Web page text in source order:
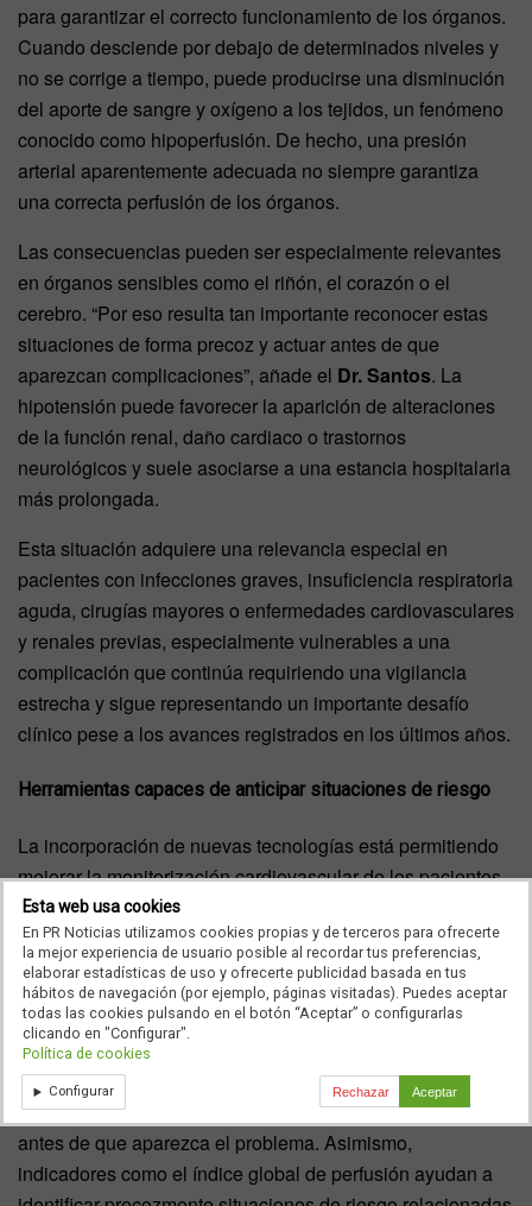
para garantizar el correcto funcionamiento de los órganos.
Cuando desciende por debajo de determinados niveles y
no se corrige a tiempo, puede producirse una disminución
del aporte de sangre y oxígeno a los tejidos, un fenómeno
conocido como hipoperfusión. De hecho, una presión
arterial aparentemente adecuada no siempre garantiza
una correcta perfusión de los órganos.
Las consecuencias pueden ser especialmente relevantes
en órganos sensibles como el riñón, el corazón o el
cerebro. “Por eso resulta tan importante reconocer estas
situaciones de forma precoz y actuar antes de que
aparezcan complicaciones”, añade el Dr. Santos. La
hipotensión puede favorecer la aparición de alteraciones
de la función renal, daño cardiaco o trastornos
neurológicos y suele asociarse a una estancia hospitalaria
más prolongada.
Esta situación adquiere una relevancia especial en
pacientes con infecciones graves, insuficiencia respiratoria
aguda, cirugías mayores o enfermedades cardiovasculares
y renales previas, especialmente vulnerables a una
complicación que continúa requiriendo una vigilancia
estrecha y sigue representando un importante desafío
clínico pese a los avances registrados en los últimos años.
Herramientas capaces de anticipar situaciones de riesgo
La incorporación de nuevas tecnologías está permitiendo
mejorar la monitorización cardiovascular de los pacientes
y avanzar hacia un abordaje cada vez más preventivo,
según aseguraron los especialistas participantes en el
curso.
Entre las herramientas más innovadoras destacan
sistemas capaces de predecir con entre 10 y 15 minutos
de antelación la probabilidad de que un paciente
desarrolle un episodio de hipotensión, permitiendo actuar
antes de que aparezca el problema. Asimismo,
indicadores como el índice global de perfusión ayudan a
Esta web usa cookies
En PR Noticias utilizamos cookies propias y de terceros para ofrecerte
la mejor experiencia de usuario posible al recordar tus preferencias,
elaborar estadísticas de uso y ofrecerte publicidad basada en tus
hábitos de navegación (por ejemplo, páginas visitadas). Puedes aceptar
todas las cookies pulsando en el botón “Aceptar” o configurarlas
clicando en "Configurar".
Política de cookies
Configurar Rechazar Aceptar